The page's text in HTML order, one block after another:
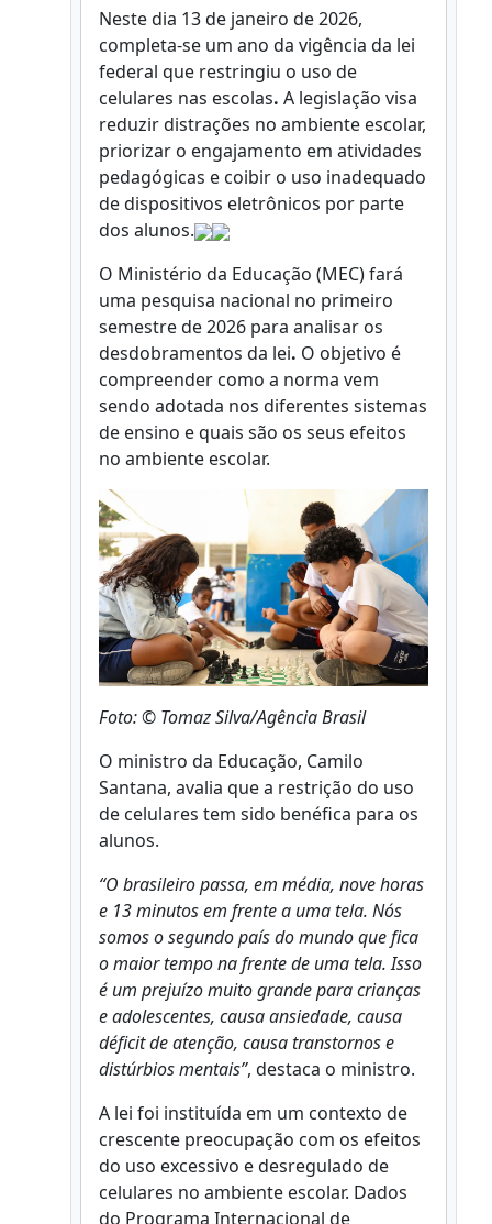
Neste dia 13 de janeiro de 2026,
completa-se um ano da vigência da lei
federal que restringiu o uso de
celulares nas escolas. A legislação visa
reduzir distrações no ambiente escolar,
priorizar o engajamento em atividades
pedagógicas e coibir o uso inadequado
de dispositivos eletrônicos por parte
dos alunos.
O Ministério da Educação (MEC) fará
uma pesquisa nacional no primeiro
semestre de 2026 para analisar os
desdobramentos da lei. O objetivo é
compreender como a norma vem
sendo adotada nos diferentes sistemas
de ensino e quais são os seus efeitos
no ambiente escolar.
Foto: © Tomaz Silva/Agência Brasil
O ministro da Educação, Camilo
Santana, avalia que a restrição do uso
de celulares tem sido benéfica para os
alunos.
“O brasileiro passa, em média, nove horas
e 13 minutos em frente a uma tela. Nós
somos o segundo país do mundo que fica
o maior tempo na frente de uma tela. Isso
é um prejuízo muito grande para crianças
e adolescentes, causa ansiedade, causa
déficit de atenção, causa transtornos e
distúrbios mentais”, destaca o ministro.
A lei foi instituída em um contexto de
crescente preocupação com os efeitos
do uso excessivo e desregulado de
celulares no ambiente escolar. Dados
do Programa Internacional de